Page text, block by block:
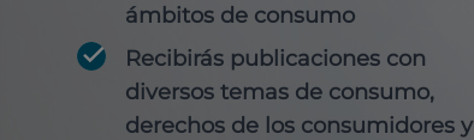
ámbitos de consumo
Recibirás publicaciones con
diversos temas de consumo,
derechos de los consumidores y